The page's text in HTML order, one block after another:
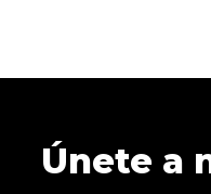
Únete a